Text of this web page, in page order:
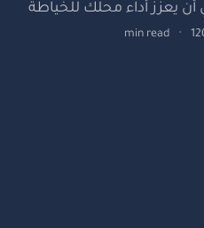
يعزّز أداء محلك للخياطة
min read ·